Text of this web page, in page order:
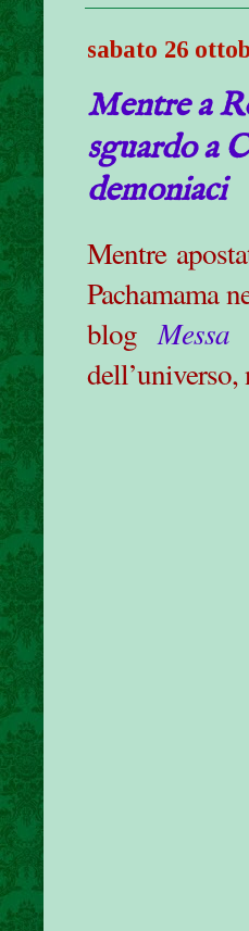
sabato 26
Mentre a
sguardo a
demoniaci
Mentre
Pachamama
blog